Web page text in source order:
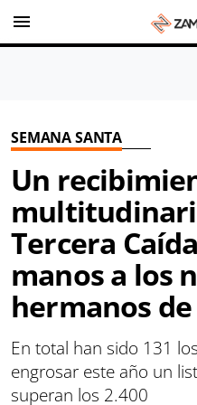
menu
SEMANA SANTA
Un
Tercera
manos a los
hermanos
En total han sido 131
engrosar este año un
superan los 2.400